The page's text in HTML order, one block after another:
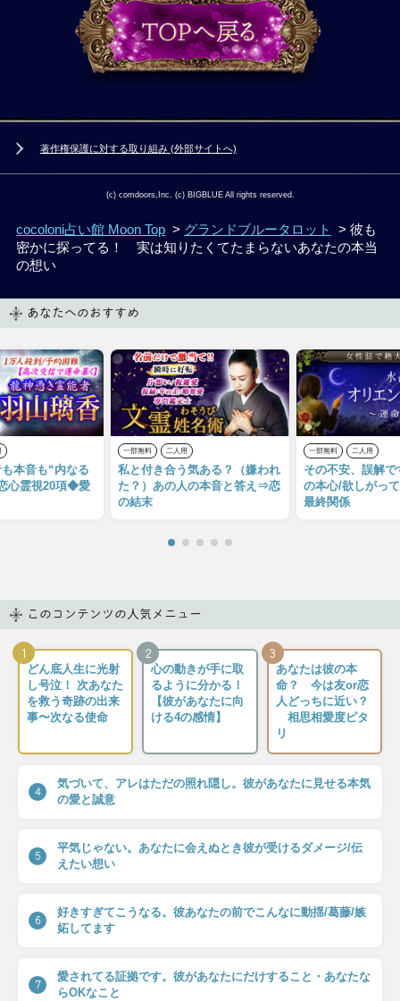
著作権保護に対する取り組み (外部サイトへ)
(c) comdoors,Inc. (c) BIGBLUE All rights reserved.
cocoloni占い館 Moon Top> グランドブルータロット
> 彼も
密かに探ってる！ 実は知りたくてたまらないあなたの本当
の想い
あなたへのおすすめ
本音も“内なる
心霊視20項◆愛
一部無料 二人用
私と付き合う気ある？（嫌われ
た？）あの人の本音と答え⇒恋
の結末
一部無料 二人用
その不安、誤解
の本心/欲しがっ
最終関係
このコンテンツの人気メニュー
1
どん底人生に光射
し号泣！ 次あなた
を救う奇跡の出来
事〜次なる使命
2
心の動きが手に取
るように分かる！
【彼があなたに向
ける4の感情】
3
あなたは彼の本
命？ 今は友or恋
人どっちに近い？
相思相愛度ピタ
リ
4
気づいて、アレはただの照れ隠し。彼があなたに見せる本気
の愛と誠意
5
平気じゃない。あなたに会えぬとき彼が受けるダメージ/伝
えたい想い
6
好きすぎてこうなる。彼あなたの前でこんなに動揺/葛藤/嫉
妬してます
7
愛されてる証拠です。彼があなたにだけすること・あなたな
らOKなこと